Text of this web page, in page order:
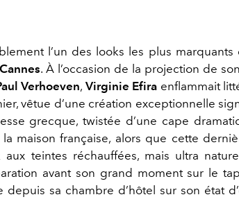
l’un des looks les plus
. À l’occasion de la projection de
Verhoeven, Virginie Efira enflammait
vêtue d’une création exceptionnelle
grecque, twistée d’une cape
maison française, alors que cette
aux teintes réchauffées, mais ultra
avant son grand moment sur le
depuis sa chambre d’hôtel sur son état